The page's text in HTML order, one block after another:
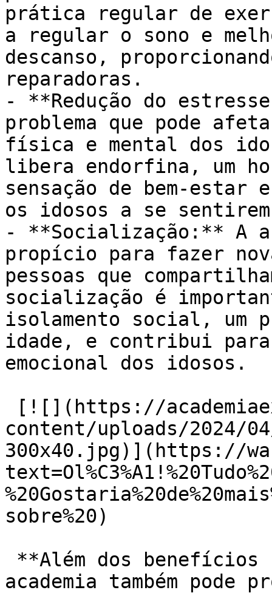
prática regular de
a regular o sono e
descanso,
reparadoras.
- **Redução do
problema que pode
física e mental dos
libera endorfina, um
sensação de bem-estar
os idosos a se
- **Socialização:** A
propício para fazer
pessoas que
socialização é
isolamento social, um
idade, e contribui para
emocional dos idosos.
content/uploads/2024/
300x40.jpg)](https://
sobre%20)
academia também pode